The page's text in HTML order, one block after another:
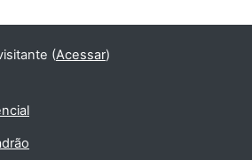
(Acessar)